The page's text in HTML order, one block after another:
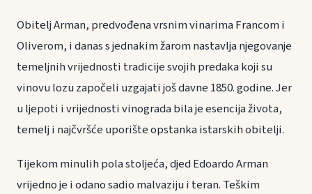
Obitelj Arman, predvođena vrsnim vinarima Francom i
Oliverom, i danas s jednakim žarom nastavlja njegovanje
temeljnih vrijednosti tradicije svojih predaka koji su
vinovu lozu započeli uzgajati još davne 1850. godine. Jer
u ljepoti i vrijednosti vinograda bila je esencija života,
temelj i najčvršće uporište opstanka istarskih obitelji.
Tijekom minulih pola stoljeća, djed Edoardo Arman
vrijedno je i odano sadio malvaziju i teran. Teškim